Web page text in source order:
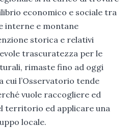
economico e sociale tra
interne e montane
storica e relativi
trascuratezza per le
rimaste fino ad oggi
cui l’Osservatorio tende
vuole raccogliere ed
territorio ed applicare una
locale.